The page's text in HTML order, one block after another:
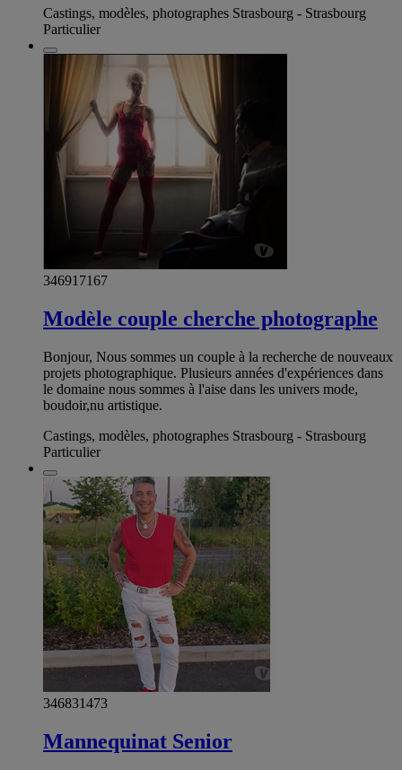
Castings, modèles, photographes Strasbourg - Strasbourg
Particulier
346917167
Modèle couple cherche photographe
Bonjour, Nous sommes un couple à la recherche de nouveaux
projets photographique. Plusieurs années d'expériences dans
le domaine nous sommes à l'aise dans les univers mode,
boudoir,nu artistique.
Castings, modèles, photographes Strasbourg - Strasbourg
Particulier
346831473
Mannequinat Senior